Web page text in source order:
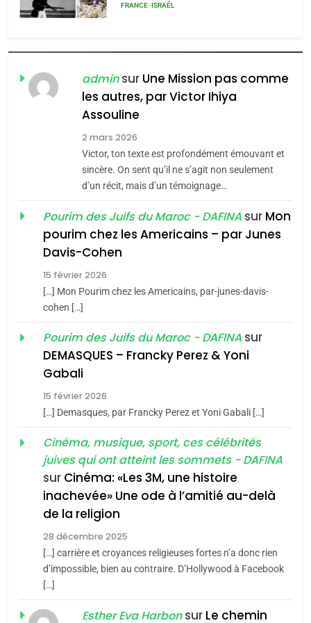
rapport d’ADL contre
FRANCE ISRAÉL
FIÈRE, DIGNE ET RÉSILIENTE :
POURQUOI JE REVENDIQUE
MA JUDAÏTE par Thérèse
Zrihen-Dvir
ISRAÉL JUDAISME
CE QUI NOUS MANQUE –
Jacques Hadida
JUDAISME
Maroc : Les amandes de
Tafraout, le miel de Tadla
du terroir
Oeil ravageur – Vanessa
De Loya Stauber
«Tu dis génocide, je dis
guerre»: La nouvelle
chanson de Boy George
ISRAÉL JUDAISME
Accords d’Isaac:
adminsur Une Mission pas comme
les autres, par Victor Ihiya
Assouline
2 mars 2026
Victor, ton texte est profondément émouvant et
sincère. On sent qu’il ne s’agit non seulement
d’un récit, mais d’un témoignage…
Pourim des Juifs du Maroc - DAFINA sur Mon
pourim chez les Americains – par Junes
Davis-Cohen
15 février 2026
[…] Mon Pourim chez les Americains, par-junes-davis-
cohen […]
Pourim des Juifs du Maroc - DAFINA sur
DEMASQUES – Francky Perez & Yoni
Gabali
15 février 2026
[…] Demasques, par Francky Perez et Yoni Gabali […]
Cinéma, musique, sport, ces célébrités
juives qui ont atteint les sommets - DAFINA
sur Cinéma: «Les 3M, une histoire
inachevée» Une ode à l’amitié au-delà
de la religion
28 décembre 2025
[…] carrière et croyances religieuses fortes n’a donc rien
d’impossible, bien au contraire. D’Hollywood à Facebook
[…]
Esther Eva Harbonsur Le chemin
meurtrière selon le rapport
l’antisémitisme
FIÈRE, DIGNE ET RÉSILIENTE :
POURQUOI JE REVENDIQUE
MA JUDAÏTE par Thérèse
Zrihen-Dvir
ISRAÉL
CE QUI NOUS MANQUE –
JUDAISME